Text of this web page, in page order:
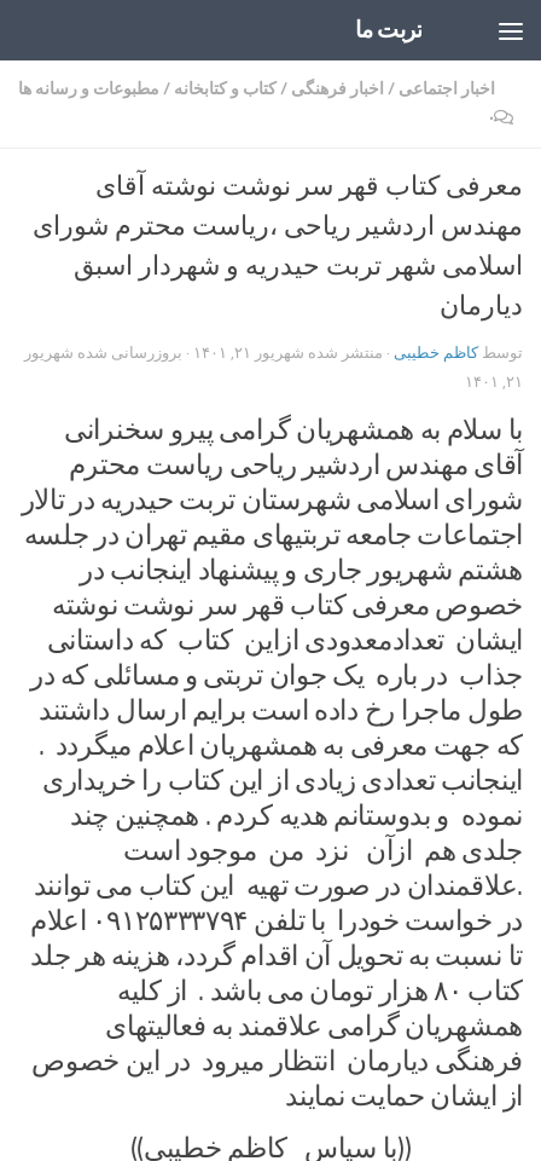
تربت ما
اخبار اجتماعی / اخبار فرهنگی /کتاب و کتابخانه / مطبوعات و رسانه ها
۰
معرفی کتاب قهر سر نوشت نوشته آقای
مهندس اردشیر ریاحی ،ریاست محترم شورای
اسلامی شهر تربت حیدریه و شهردار اسبق
دیارمان
توسطکاظم خطیبی · منتشر شده شهریور ۲۱, ۱۴۰۱ · بروزرسانی شده شهریور
۲۱, ۱۴۰۱
با سلام به همشهریان گرامی پیرو سخنرانی
آقای مهندس اردشیر ریاحی ریاست محترم
شورای اسلامی شهرستان تربت حیدریه در تالار
اجتماعات جامعه تربتیهای مقیم تهران در جلسه
هشتم شهریور جاری و پیشنهاد اینجانب در
خصوص معرفی کتاب قهر سر نوشت نوشته
ایشان تعدادمعدودی ازاین کتاب که داستانی
جذاب در باره یک جوان تربتی و مسائلی که در
طول ماجرا رخ داده است برایم ارسال داشتند
که جهت معرفی به همشهریان اعلام میگردد .
اینجانب تعدادی زیادی از این کتاب را خریداری
نموده و بدوستانم هدیه کردم . همچنین چند
جلدی هم ازآن نزد من موجود است
.علاقمندان در صورت تهیه این کتاب می توانند
در خواست خودرا با تلفن ۰۹۱۲۵۳۳۳۷۹۴ اعلام
تا نسبت به تحویل آن اقدام گردد، هزینه هر جلد
کتاب ۸۰ هزار تومان می باشد . از کلیه
همشهریان گرامی علاقمند به فعالیتهای
فرهنگی دیارمان انتظار میرود در این خصوص
از ایشان حمایت نمایند
((با سپاس کاظم خطیبی))